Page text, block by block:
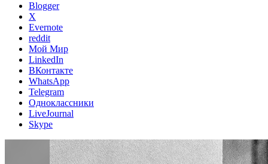
Blogger
X
Evernote
reddit
Мой Мир
LinkedIn
ВКонтакте
WhatsApp
Telegram
Одноклассники
LiveJournal
Skype